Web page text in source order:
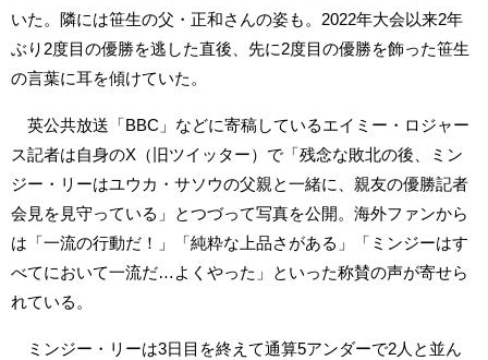
いた。隣には笹生の父・正和さんの姿も。2022年大会以来2年
ぶり2度目の優勝を逃した直後、先に2度目の優勝を飾った笹生
の言葉に耳を傾けていた。
英公共放送「BBC」などに寄稿しているエイミー・ロジャー
ス記者は自身のX（旧ツイッター）で「残念な敗北の後、ミン
ジー・リーはユウカ・サソウの父親と一緒に、親友の優勝記者
会見を見守っている」とつづって写真を公開。海外ファンから
は「一流の行動だ！」「純粋な上品さがある」「ミンジーはす
べてにおいて一流だ…よくやった」といった称賛の声が寄せら
れている。
ミンジー・リーは3日目を終えて通算5アンダーで2人と並ん